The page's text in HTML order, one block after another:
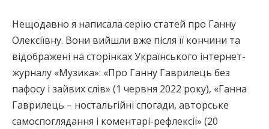
Нещодавно я написала серію статей про Ганну
Олексіївну. Вони вийшли вже після її кончини та
відображені на сторінках Українського інтернет-
журналу «Музика»: «Про Ганну Гаврилець без
пафосу і зайвих слів» (1 червня 2022 року), «Ганна
Гаврилець – ностальгійні спогади, авторське
самоспоглядання і коментарі-рефлексії» (20